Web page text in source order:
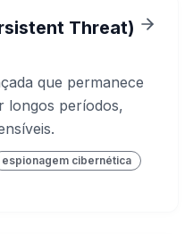
Threat)
que permanece
longos períodos,
espionagem cibernética